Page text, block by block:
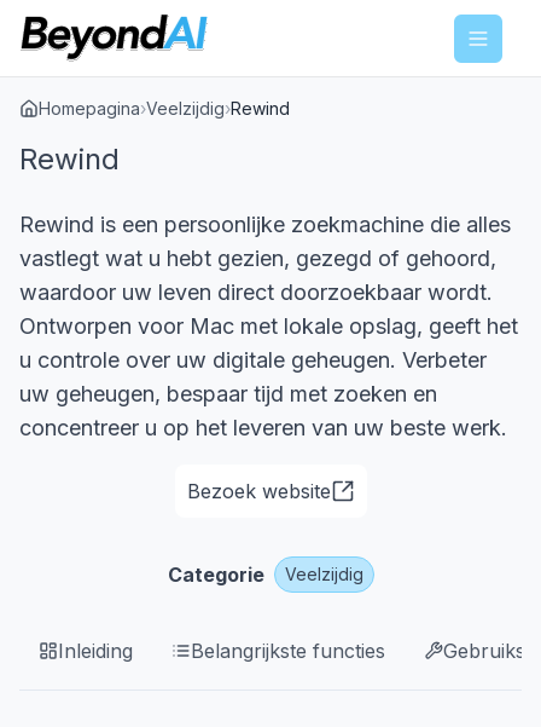
Menu
Homepagina›Veelzijdig›Rewind
Rewind
Rewind is een persoonlijke zoekmachine die alles
vastlegt wat u hebt gezien, gezegd of gehoord,
waardoor uw leven direct doorzoekbaar wordt.
Ontworpen voor Mac met lokale opslag, geeft het
u controle over uw digitale geheugen. Verbeter
uw geheugen, bespaar tijd met zoeken en
concentreer u op het leveren van uw beste werk.
Bezoek website
Categorie Veelzijdig
Inleiding Belangrijkste functies